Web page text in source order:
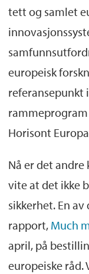
tett og samlet
europeisk
referansepunkt
Horisont
Nå er det
vite at det ikke
sikkerhet. En av
rapport, Much
april, på
europeiske råd.